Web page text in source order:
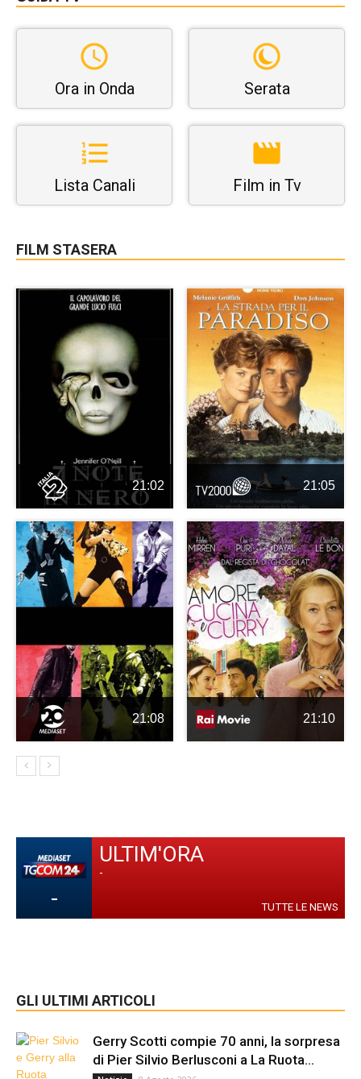
Ora in Onda Serata
Lista Canali Film in Tv
FILM STASERA
21:02 21:05
21:08 21:10
-
ULTIM'ORA
-
TUTTE LE NEWS
GLI ULTIMI ARTICOLI
Gerry Scotti compie 70 anni, la sorpresa
di Pier Silvio Berlusconi a La Ruota...